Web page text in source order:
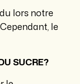
lors notre
le
SUCRE?